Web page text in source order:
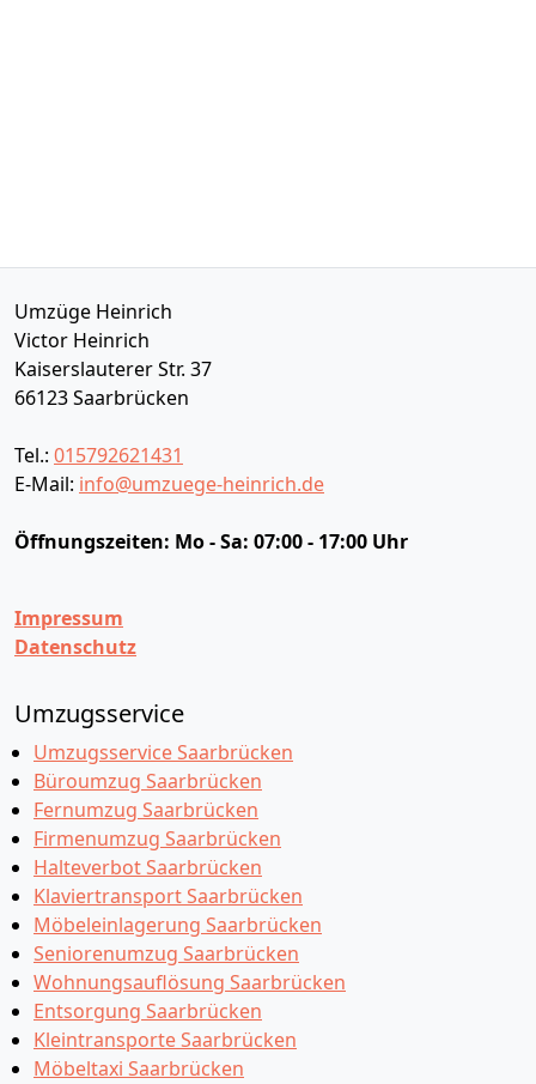
Umzüge Heinrich
Victor Heinrich
Kaiserslauterer Str. 37
66123Saarbrücken
Tel.: 015792621431
E-Mail: info@umzuege-heinrich.de
Öffnungszeiten: Mo - Sa: 07:00 - 17:00 Uhr
Impressum
Datenschutz
Umzugsservice
Umzugsservice Saarbrücken
Büroumzug Saarbrücken
Fernumzug Saarbrücken
Firmenumzug Saarbrücken
Halteverbot Saarbrücken
Klaviertransport Saarbrücken
Möbeleinlagerung Saarbrücken
Seniorenumzug Saarbrücken
Wohnungsauflösung Saarbrücken
Entsorgung Saarbrücken
Kleintransporte Saarbrücken
Möbeltaxi Saarbrücken